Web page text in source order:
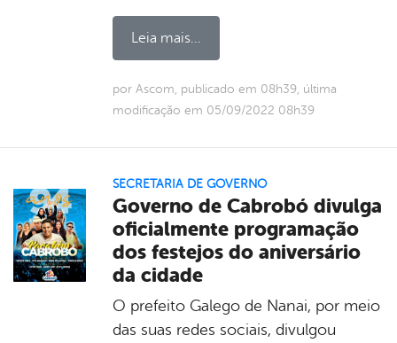
Leia mais...
por Ascom, publicado em 08h39, última
modificação em 05/09/2022 08h39
SECRETARIA DE GOVERNO
Governo de Cabrobó divulga
oficialmente programação
dos festejos do aniversário
da cidade
O prefeito Galego de Nanai, por meio
das suas redes sociais, divulgou